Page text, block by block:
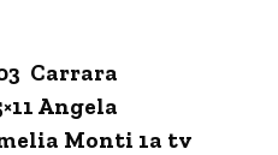
Carrara
Angela
Monti 1a tv